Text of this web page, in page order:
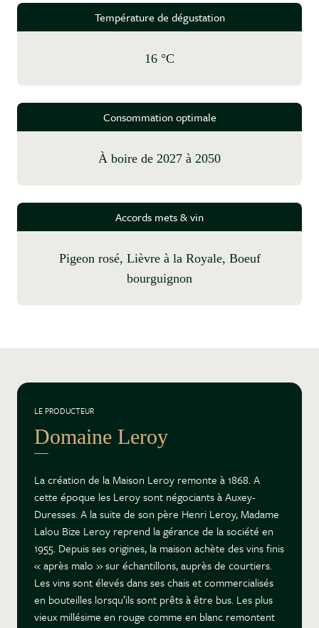
Température de dégustation
16 °C
Consommation optimale
à boire de 2027 à 2050
Accords mets & vin
Pigeon rosé, Lièvre à la Royale, Boeuf
bourguignon
LE PRODUCTEUR
Domaine Leroy
La création de la Maison Leroy remonte à 1868. A
cette époque les Leroy sont négociants à Auxey-
Duresses. A la suite de son père Henri Leroy, Madame
Lalou Bize Leroy reprend la gérance de la société en
1955. Depuis ses origines, la maison achète des vins finis
« après malo » sur échantillons, auprès de courtiers.
Les vins sont élevés dans ses chais et commercialisés
en bouteilles lorsqu’ils sont prêts à être bus. Les plus
vieux millésime en rouge comme en blanc remontent